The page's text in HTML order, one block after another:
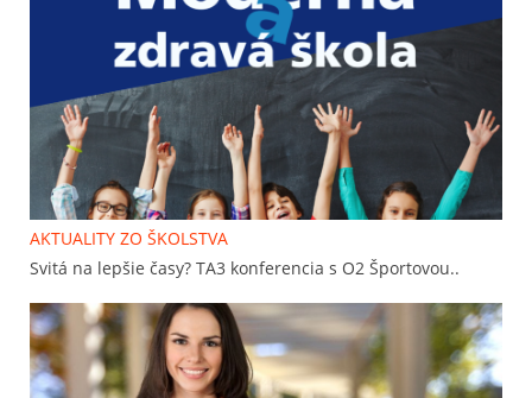
AKTUALITY ZO ŠKOLSTVA
Svitá na lepšie časy? TA3 konferencia s O2 Športovou..